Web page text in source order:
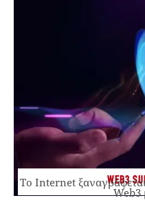
WEB3
Το Internet
Web3